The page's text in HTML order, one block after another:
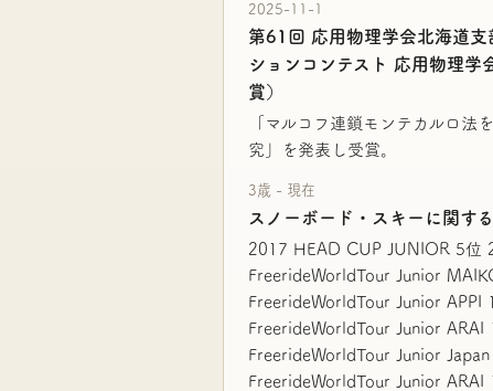
2025-11-1
第61回 応用物理学会北海道支
ションコンテスト 応用物理学
賞）
「マルコフ連鎖モンテカルロ法
究」を発表し受賞。
3歳 - 現在
スノーボード・スキーに関す
2017 HEAD CUP JUNIOR 5位
FreerideWorldTour Junior
FreerideWorldTour Junior APPI
FreerideWorldTour Junior ARAI
FreerideWorldTour Junior
FreerideWorldTour Junior ARAI